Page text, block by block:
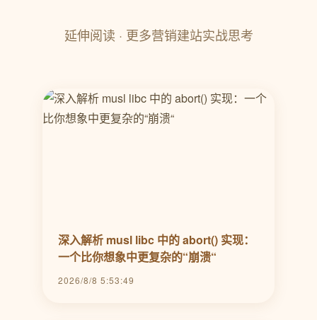
延伸阅读 · 更多营销建站实战思考
深入解析 musl libc 中的 abort() 实现：
一个比你想象中更复杂的“崩溃“
2026/8/8 5:53:49